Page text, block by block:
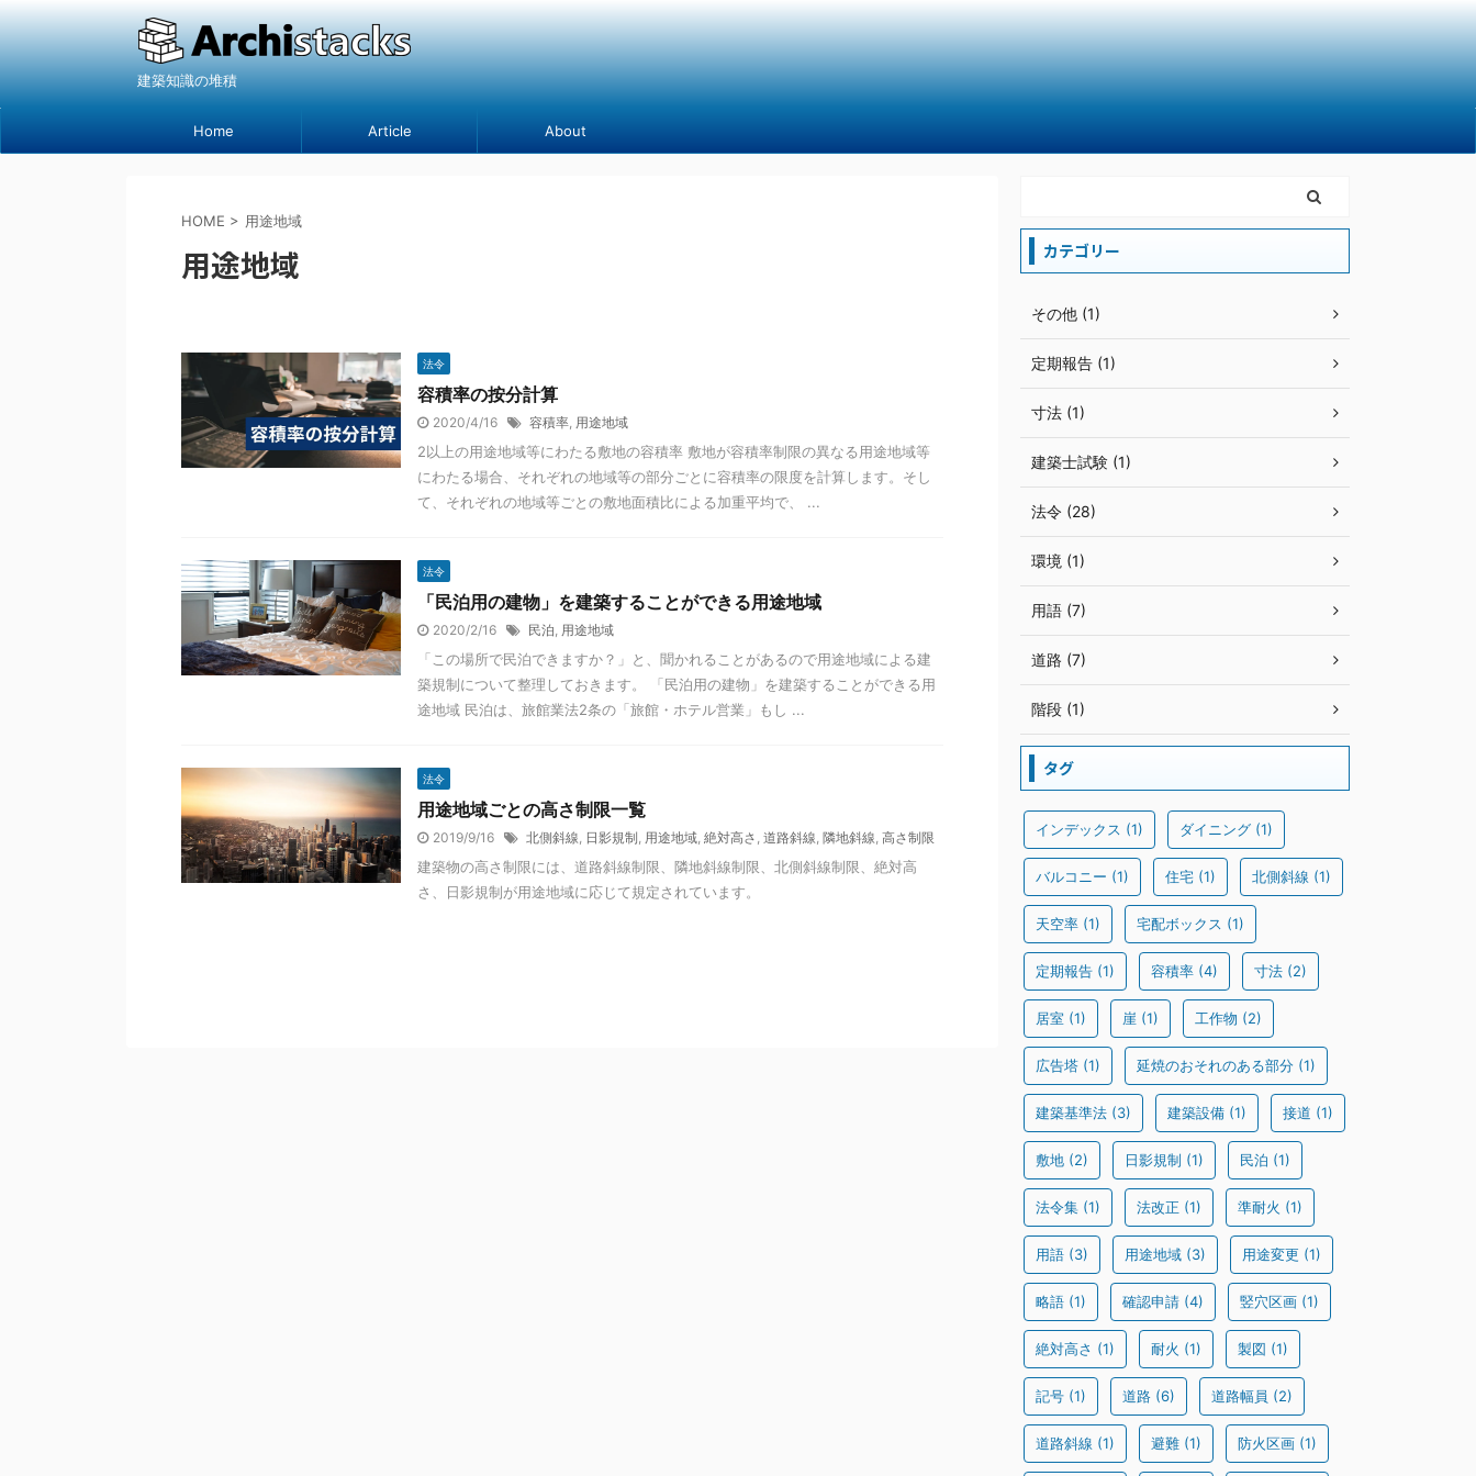
建築知識の堆積
Home Article About
HOME > 用途地域
用途地域
法令
容積率の按分計算
2020/4/16 容積率, 用途地域
2以上の用途地域等にわたる敷地の容積率 敷地が容積率制限の異なる用途地域等
にわたる場合、それぞれの地域等の部分ごとに容積率の限度を計算します。そし
て、それぞれの地域等ごとの敷地面積比による加重平均で、 ...
法令
「民泊用の建物」を建築することができる用途地域
2020/2/16 民泊, 用途地域
「この場所で民泊できますか？」と、聞かれることがあるので用途地域による建
築規制について整理しておきます。 「民泊用の建物」を建築することができる用
途地域 民泊は、旅館業法2条の「旅館・ホテル営業」もし ...
法令
用途地域ごとの高さ制限一覧
2019/9/16 北側斜線, 日影規制, 用途地域, 絶対高さ , 道路斜線, 隣地斜線, 高さ制限
建築物の高さ制限には、道路斜線制限、隣地斜線制限、北側斜線制限、絶対高
さ、日影規制が用途地域に応じて規定されています。
カテゴリー
その他 (1)
定期報告 (1)
寸法 (1)
建築士試験 (1)
法令 (28)
環境 (1)
用語 (7)
道路 (7)
階段 (1)
タグ
インデックス (1) ダイニング (1)
バルコニー (1) 住宅 (1) 北側斜線 (1)
天空率 (1) 宅配ボックス (1)
定期報告 (1) 容積率 (4) 寸法 (2)
居室 (1) 崖 (1) 工作物 (2)
広告塔 (1) 延焼のおそれのある部分 (1)
建築基準法 (3) 建築設備 (1) 接道 (1)
敷地 (2) 日影規制 (1) 民泊 (1)
法令集 (1) 法改正 (1) 準耐火 (1)
用語 (3) 用途地域 (3) 用途変更 (1)
略語 (1) 確認申請 (4) 竪穴区画 (1)
絶対高さ (1) 耐火 (1) 製図 (1)
記号 (1) 道路 (6) 道路幅員 (2)
道路斜線 (1) 避難 (1) 防火区画 (1)